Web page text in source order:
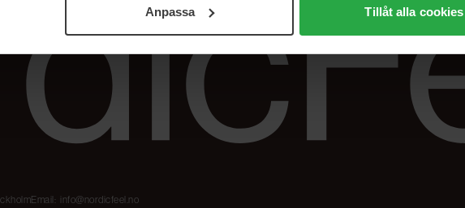
Anpassa Tillåt alla cookies
Email: info@nordicfeel.no